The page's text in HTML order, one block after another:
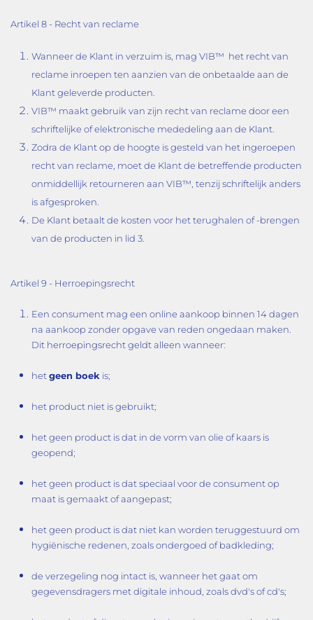
Artikel 8 - Recht van reclame
Wanneer de Klant in verzuim is, mag VIB™ het recht van
reclame inroepen ten aanzien van de onbetaalde aan de
Klant geleverde producten.
VIB™ maakt gebruik van zijn recht van reclame door een
schriftelijke of elektronische mededeling aan de Klant.
Zodra de Klant op de hoogte is gesteld van het ingeroepen
recht van reclame, moet de Klant de betreffende producten
onmiddellijk retourneren aan VIB™, tenzij schriftelijk anders
is afgesproken.
De Klant betaalt de kosten voor het terughalen of -brengen
van de producten in lid 3.
Artikel 9 - Herroepingsrecht
Een consument mag een online aankoop binnen 14 dagen
na aankoop zonder opgave van reden ongedaan maken.
Dit herroepingsrecht geldt alleen wanneer:
hetgeen boek is;
het product niet is gebruikt;
het geen product is dat in de vorm van olie of kaars is
geopend;
het geen product is dat speciaal voor de consument op
maat is gemaakt of aangepast;
het geen product is dat niet kan worden teruggestuurd om
hygiënische redenen, zoals ondergoed of badkleding;
de verzegeling nog intact is, wanneer het gaat om
gegevensdragers met digitale inhoud, zoals dvd's of cd's;